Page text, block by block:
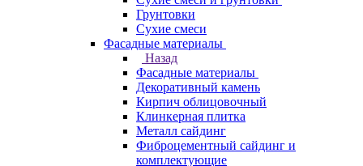
Грунтовки
Сухие смеси
Фасадные материалы
Назад
Фасадные материалы
Декоративный камень
Кирпич облицовочный
Клинкерная плитка
Металл сайдинг
Фиброцементный сайдинг и
комплектующие